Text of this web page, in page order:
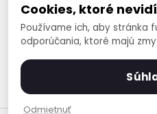
súťaže
Cookies, ktoré
Používame ich, aby stránka
odporúčania, ktoré majú
Odmietnuť